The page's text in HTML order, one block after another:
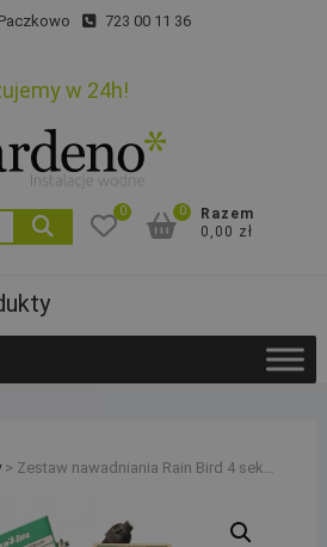
723 00 11 36
w 24h!
Szukaj:
0
Razem
0,00 zł
0
> Zestaw nawadniania Rain Bird 4 sekcje 12 zraszaczy 5004 sterownik RC2 RSD